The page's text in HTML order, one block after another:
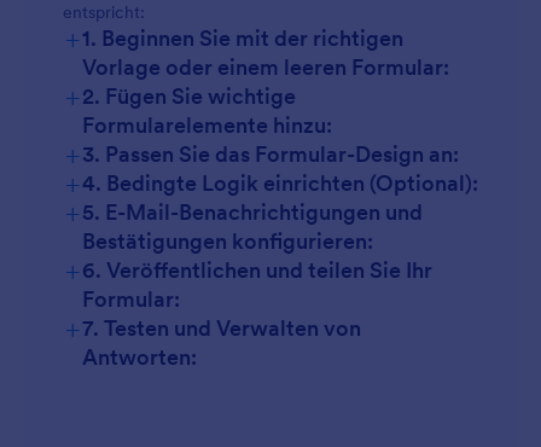
entspricht:
+1. Beginnen Sie mit der richtigen
Vorlage oder einem leeren Formular:
+2. Fügen Sie wichtige
Formularelemente hinzu:
+3. Passen Sie das Formular-Design an:
+4. Bedingte Logik einrichten (Optional):
+5. E-Mail-Benachrichtigungen und
Bestätigungen konfigurieren:
+6. Veröffentlichen und teilen Sie Ihr
Formular:
+7. Testen und Verwalten von
Antworten: